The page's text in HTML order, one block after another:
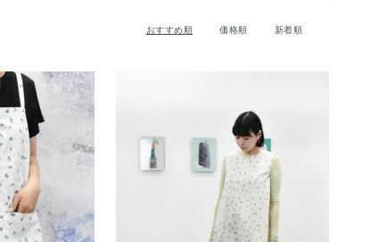
おすすめ順 価格順 新着順